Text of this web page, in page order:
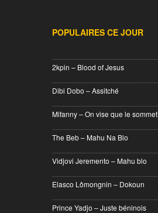
POPULAIRES CE JOUR
2kpin – Blood of Jesus
Dibi Dobo – Assitché
Mifanny – On vise que le sommet
The Beb – Mahu Na Blo
Vidjovi Jeremento – Mahu blo
Elasco Lômongnin – Dokoun
Prince Yadjo – Juste béninois